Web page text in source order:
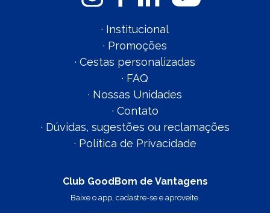
· Institucional
· Promoções
· Cestas personalizadas
· FAQ
· Nossas Unidades
· Contato
· Dúvidas, sugestões ou reclamações
· Política de Privacidade
Club GoodBom de Vantagens
Baixe o app, cadastre-se e aproveite.